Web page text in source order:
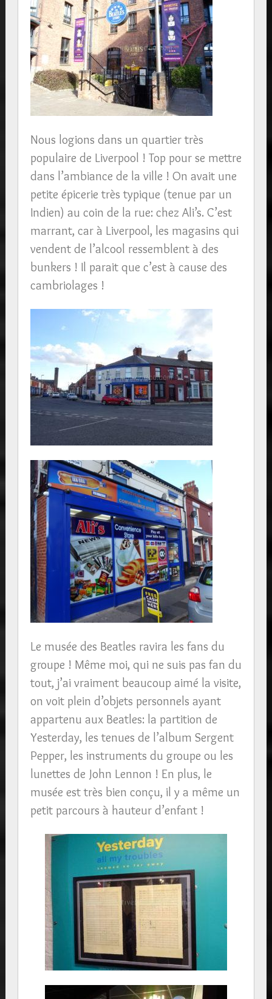
Nous logions dans un quartier très
populaire de Liverpool ! Top pour se mettre
dans l’ambiance de la ville ! On avait une
petite épicerie très typique (tenue par un
Indien) au coin de la rue: chez Ali’s. C’est
marrant, car à Liverpool, les magasins qui
vendent de l’alcool ressemblent à des
bunkers ! Il parait que c’est à cause des
cambriolages !
Le musée des Beatles ravira les fans du
groupe ! Même moi, qui ne suis pas fan du
tout, j’ai vraiment beaucoup aimé la visite,
on voit plein d’objets personnels ayant
appartenu aux Beatles: la partition de
Yesterday, les tenues de l’album Sergent
Pepper, les instruments du groupe ou les
lunettes de John Lennon ! En plus, le
musée est très bien conçu, il y a même un
petit parcours à hauteur d’enfant !